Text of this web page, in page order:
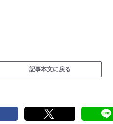
記事本文に戻る